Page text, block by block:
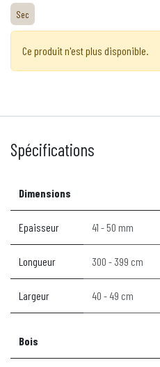
Sec
Ce produit n'est plus disponible.
Spécifications
Dimensions
Epaisseur 41 - 50 mm
Longueur 300 - 399 cm
Largeur 40 - 49 cm
Bois